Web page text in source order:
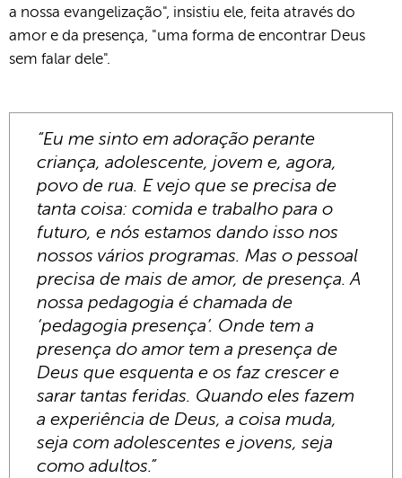
a nossa evangelização", insistiu ele, feita através do
amor e da presença, "uma forma de encontrar Deus
sem falar dele".
“Eu me sinto em adoração perante
criança, adolescente, jovem e, agora,
povo de rua. E vejo que se precisa de
tanta coisa: comida e trabalho para o
futuro, e nós estamos dando isso nos
nossos vários programas. Mas o pessoal
precisa de mais de amor, de presença. A
nossa pedagogia é chamada de
‘pedagogia presença’. Onde tem a
presença do amor tem a presença de
Deus que esquenta e os faz crescer e
sarar tantas feridas. Quando eles fazem
a experiência de Deus, a coisa muda,
seja com adolescentes e jovens, seja
como adultos.”